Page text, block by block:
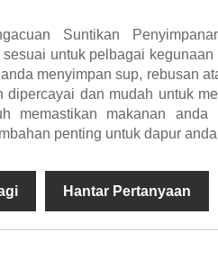
Suntikan
sesuai untuk pelbagai
menyimpan sup, rebusan
dipercayai dan mudah untuk
memastikan makanan
penting untuk dapur
Hantar Pertanyaan